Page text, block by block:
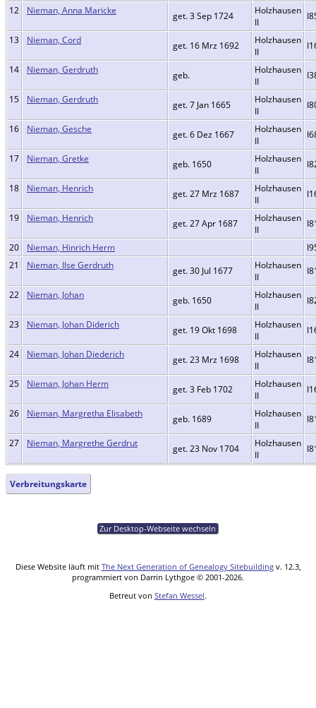
12
Nieman, Anna Maricke get. 3 Sep 1724
Holzhausen
II
13
Nieman, Cord get. 16 Mrz 1692
Holzhausen
II
14
Nieman, Gerdruth geb.
Holzhausen
II
15
Nieman, Gerdruth get. 7 Jan 1665
Holzhausen
II
16
Nieman, Gesche get. 6 Dez 1667
Holzhausen
II
17
Nieman, Gretke geb. 1650
Holzhausen
II
18
Nieman, Henrich get. 27 Mrz 1687
Holzhausen
II
19
Nieman, Henrich get. 27 Apr 1687
Holzhausen
II
20
Nieman, Hinrich Herm
21
Nieman, Ilse Gerdruth get. 30 Jul 1677
Holzhausen
II
22
Nieman, Johan geb. 1650
Holzhausen
II
23
Nieman, Johan Diderich get. 19 Okt 1698
Holzhausen
II
24
Nieman, Johan Diederich get. 23 Mrz 1698
Holzhausen
II
25
Nieman, Johan Herm get. 3 Feb 1702
Holzhausen
II
26
Nieman, Margretha Elisabeth geb. 1689
Holzhausen
II
27
Nieman, Margrethe Gerdrut get. 23 Nov 1704
Holzhausen
II
Verbreitungskarte
Zur Desktop-Webseite wechseln
Diese Website läuft mit The Next Generation of Genealogy Sitebuildingv. 12.3,
programmiert von Darrin Lythgoe © 2001-2026.
Betreut von Stefan Wessel.